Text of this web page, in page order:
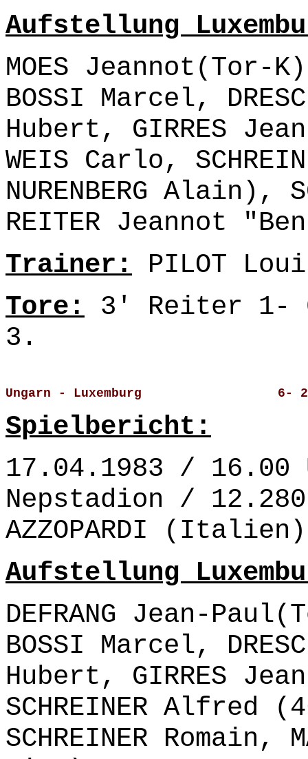
Aufstellung
MOES Jeannot(Tor-
BOSSI Marcel,
Hubert, GIRRES
WEIS Carlo,
NURENBERG Alain),
REITER Jeannot
Trainer: PILOT
Tore: 3' Reiter 1-
3.
Ungarn - Luxemburg                  6-
Spielbericht:
17.04.1983 /
Nepstadion /
AZZOPARDI
Aufstellung
DEFRANG Jean-
BOSSI Marcel,
Hubert, GIRRES
SCHREINER Alfred
SCHREINER Romain,